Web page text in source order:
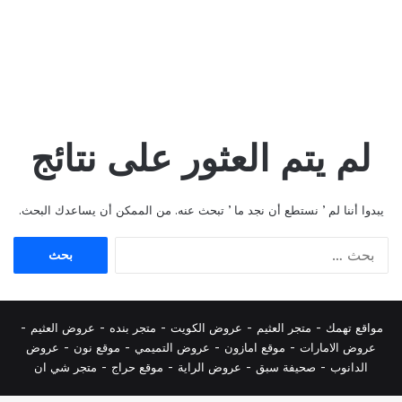
لم يتم العثور على نتائج
يبدوا أننا لم ’ نستطع أن نجد ما ’ تبحث عنه. من الممكن أن يساعدك البحث.
مواقع تهمك - متجر العثيم - عروض الكويت - متجر بنده - عروض العثيم -
عروض الامارات - موقع امازون - عروض التميمي - موقع نون - عروض
الدانوب - صحيفة سبق - عروض الراية - موقع حراج - متجر شي ان